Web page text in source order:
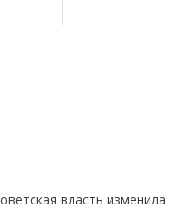
власть изменила